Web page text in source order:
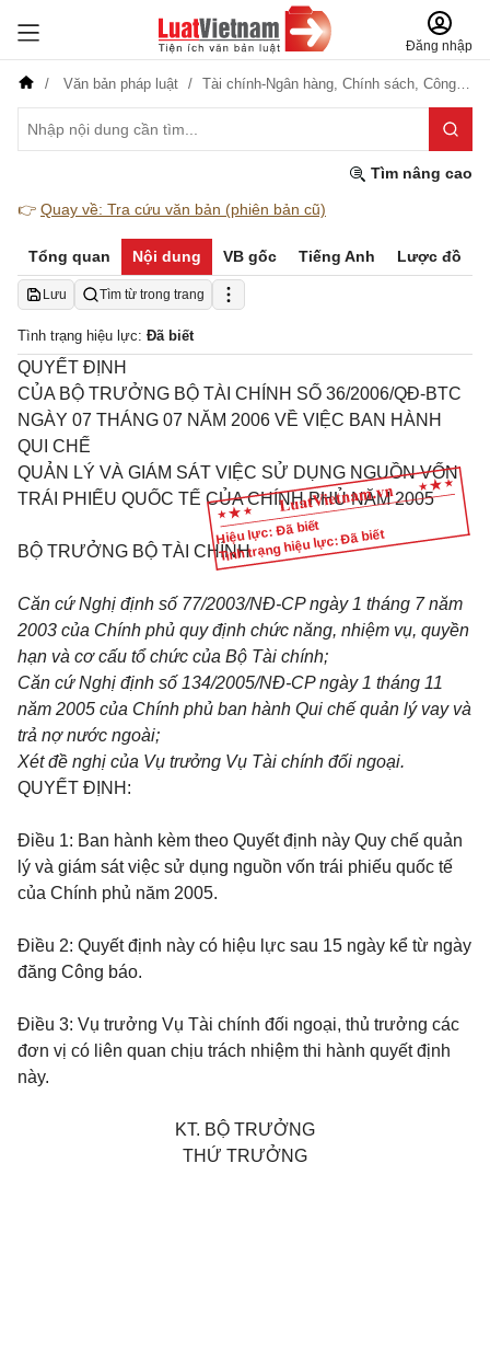
Đăng nhập
Văn bản pháp luật Tài chính-Ngân hàng, Chính sách, Công nghiệp
Tìm nâng cao
👉 Quay về: Tra cứu văn bản (phiên bản cũ)
Tổng quan Nội dung VB gốc Tiếng Anh Lược đồ
Lưu Tìm từ trong trang
Tình trạng hiệu lực: Đã biết
Hiệu lực: Đã biết
Tình trạng hiệu lực: Đã biết
QUYẾT ĐỊNH
CỦA BỘ TRƯỞNG BỘ TÀI CHÍNH SỐ 36/2006/QĐ-BTC
NGÀY 07 THÁNG 07 NĂM 2006 VỀ VIỆC BAN HÀNH
QUI CHẾ
QUẢN LÝ VÀ GIÁM SÁT VIỆC SỬ DỤNG NGUỒN VỐN
TRÁI PHIẾU QUỐC TẾ CỦA CHÍNH PHỦ NĂM 2005
BỘ TRƯỞNG BỘ TÀI CHÍNH
Căn cứ Nghị định số 77/2003/NĐ-CP ngày 1 tháng 7 năm
2003 của Chính phủ quy định chức năng, nhiệm vụ, quyền
hạn và cơ cấu tổ chức của Bộ Tài chính;
Căn cứ Nghị định số 134/2005/NĐ-CP ngày 1 tháng 11
năm 2005 của Chính phủ ban hành Qui chế quản lý vay và
trả nợ nước ngoài;
Xét đề nghị của Vụ trưởng Vụ Tài chính đối ngoại.
QUYẾT ĐỊNH:
Điều 1: Ban hành kèm theo Quyết định này Quy chế quản
lý và giám sát việc sử dụng nguồn vốn trái phiếu quốc tế
của Chính phủ năm 2005.
Điều 2: Quyết định này có hiệu lực sau 15 ngày kể từ ngày
đăng Công báo.
Điều 3: Vụ trưởng Vụ Tài chính đối ngoại, thủ trưởng các
đơn vị có liên quan chịu trách nhiệm thi hành quyết định
này.
KT. BỘ TRƯỞNG
THỨ TRƯỞNG